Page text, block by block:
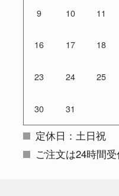
9 10 11
16 17 18
23 24 25
30 31
定休日：土日祝
ご注文は24時間